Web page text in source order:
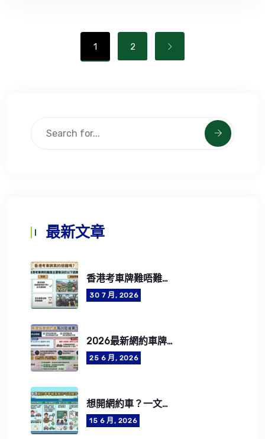
1 2
最新文章
香港考車牌難唔難？2026考牌流程、費用、筆試及路試攻略
30 7 月, 2026
2026最新網約車牌照申請懶人包：5步成為合法網約車司機
25 6 月, 2026
想開網約車？一文了解網約車司機資格要求、牌照費用及CEF學車資助
15 6 月, 2026